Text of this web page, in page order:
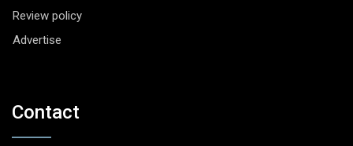
Review policy
Advertise
Contact